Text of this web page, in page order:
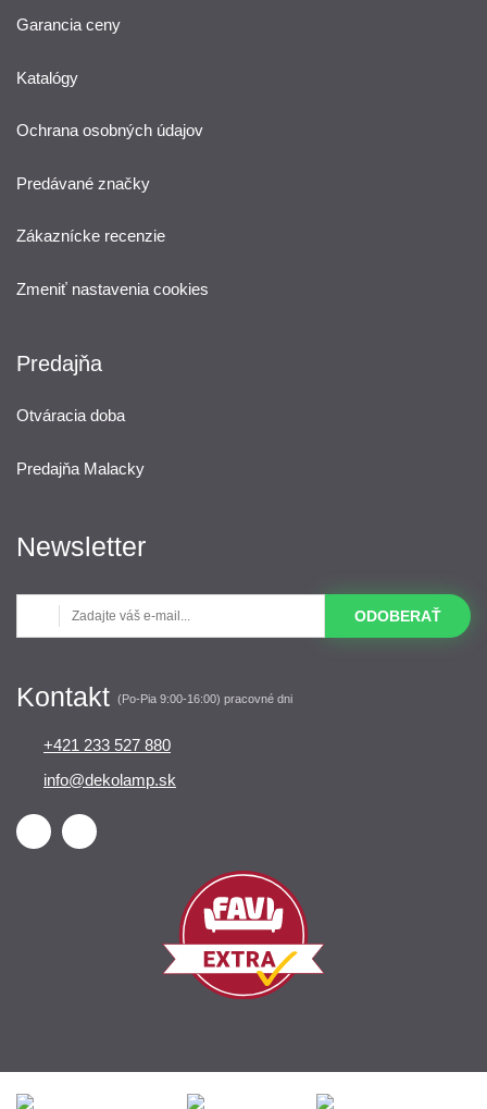
Garancia ceny
Katalógy
Ochrana osobných údajov
Predávané značky
Zákaznícke recenzie
Zmeniť nastavenia cookies
Predajňa
Otváracia doba
Predajňa Malacky
Newsletter
ODOBERAŤ
Kontakt (Po-Pia 9:00-16:00) pracovné dni
+421 233 527 880
info@dekolamp.sk